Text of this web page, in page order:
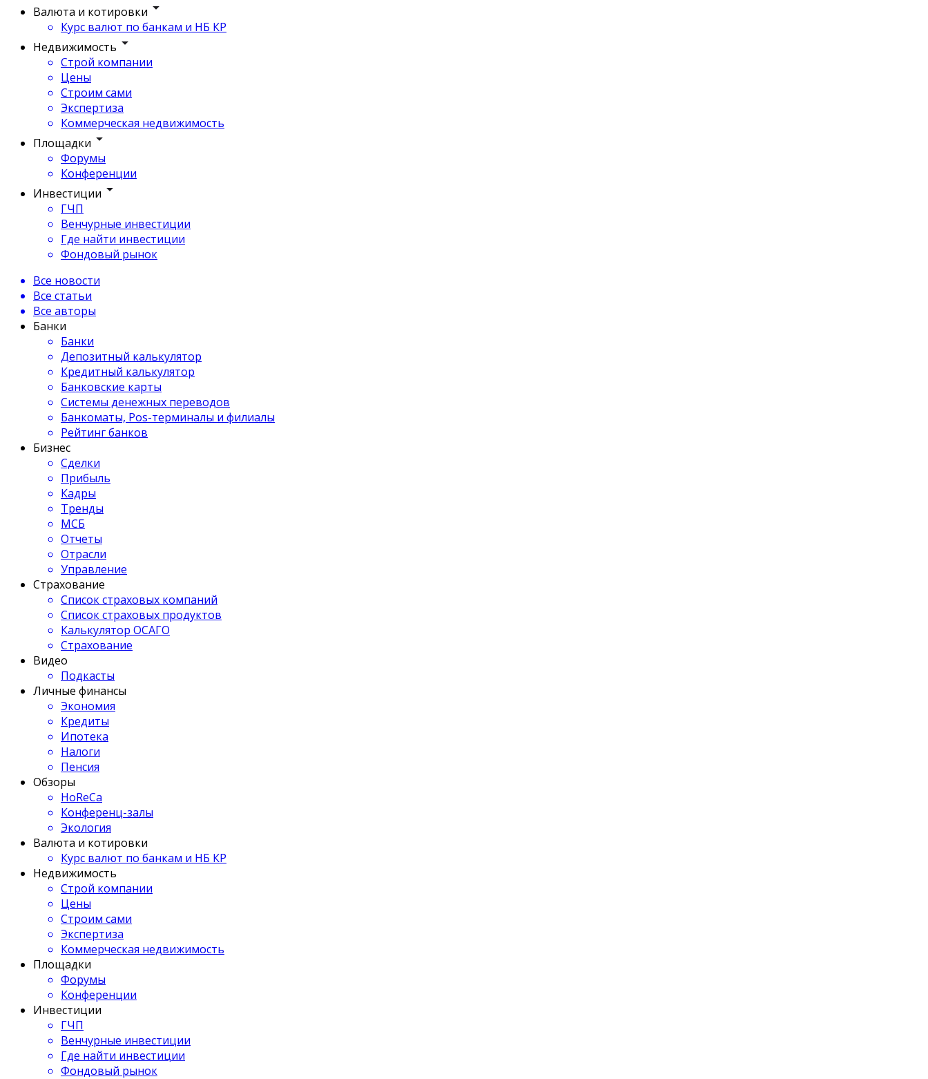
Валюта и котировки
Курс валют по банкам и НБ КР
Недвижимость
Строй компании
Цены
Строим сами
Экспертиза
Коммерческая недвижимость
Площадки
Форумы
Конференции
Инвестиции
ГЧП
Венчурные инвестиции
Где найти инвестиции
Фондовый рынок
Все новости
Все статьи
Все авторы
Банки
Банки
Депозитный калькулятор
Кредитный калькулятор
Банковские карты
Системы денежных переводов
Банкоматы, Pos-терминалы и филиалы
Рейтинг банков
Бизнес
Сделки
Прибыль
Кадры
Тренды
МСБ
Отчеты
Отрасли
Управление
Страхование
Список страховых компаний
Список страховых продуктов
Калькулятор ОСАГО
Страхование
Видео
Подкасты
Личные финансы
Экономия
Кредиты
Ипотека
Налоги
Пенсия
Обзоры
HoReCa
Конференц-залы
Экология
Валюта и котировки
Курс валют по банкам и НБ КР
Недвижимость
Строй компании
Цены
Строим сами
Экспертиза
Коммерческая недвижимость
Площадки
Форумы
Конференции
Инвестиции
ГЧП
Венчурные инвестиции
Где найти инвестиции
Фондовый рынок